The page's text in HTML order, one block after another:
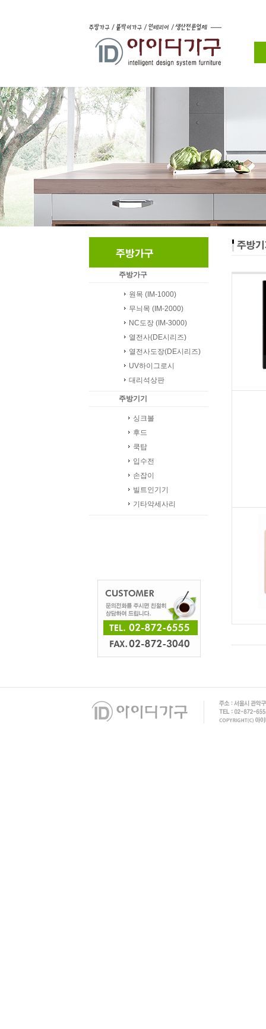
주방가구
원목 (IM-1000)
무늬목 (IM-2000)
NC도장 (IM-3000)
열전사(DE시리즈)
열전사도장(DE시리즈)
UV하이그로시
대리석상판
주방기기
싱크볼
후드
쿡탑
입수전
손잡이
빌트인기기
기타악세사리